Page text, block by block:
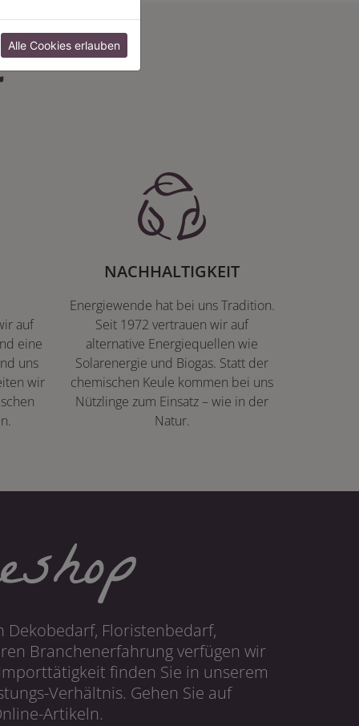
auf
eine
uns
wir
NACHHALTIGKEIT
Energiewende hat bei uns Tradition.
Seit 1972 vertrauen wir auf
alternative Energiequellen wie
Solarenergie und Biogas. Statt der
chemischen Keule kommen bei uns
Nützlinge zum Einsatz – wie in der
Natur.
Floristenbedarf,
Branchenerfahrung verfügen wir
finden Sie in unserem
Verhältnis. Gehen Sie auf
Artikeln.
Alle Cookies erlauben